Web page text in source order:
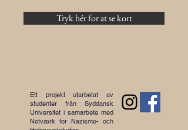
Tryk hér for at se kort
Ett projekt utarbetat av
studenter från Syddansk
Universitet i samarbete med
Netværk for Nazisme- och